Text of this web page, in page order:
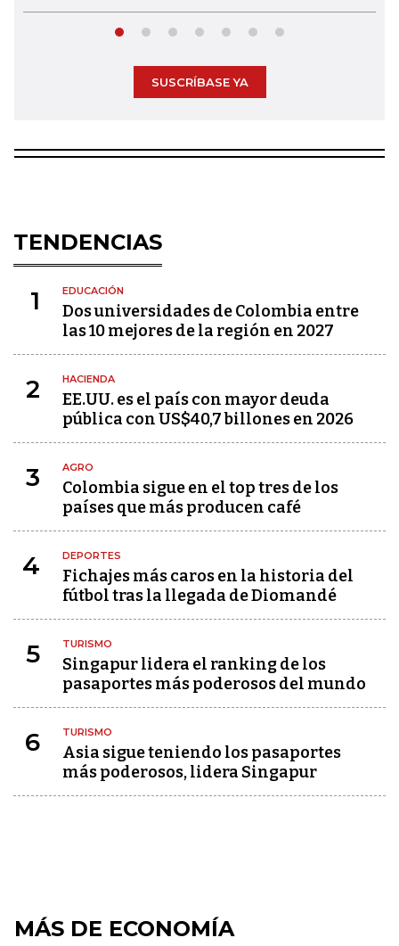
SUSCRÍBASE YA
TENDENCIAS
1 EDUCACIÓN
Dos universidades de Colombia entre
las 10 mejores de la región en 2027
2 HACIENDA
EE.UU. es el país con mayor deuda
pública con US$40,7 billones en 2026
3 AGRO
Colombia sigue en el top tres de los
países que más producen café
4 DEPORTES
Fichajes más caros en la historia del
fútbol tras la llegada de Diomandé
5 TURISMO
Singapur lidera el ranking de los
pasaportes más poderosos del mundo
6 TURISMO
Asia sigue teniendo los pasaportes
más poderosos, lidera Singapur
MÁS DE ECONOMÍA